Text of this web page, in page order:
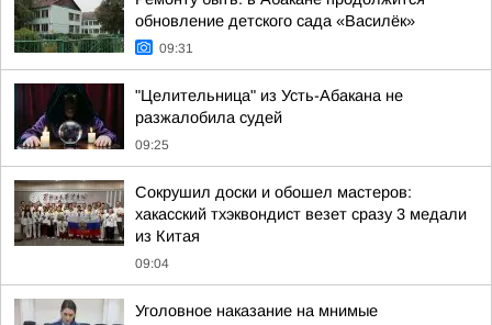
обновление детского сада «Василёк»
09:31
"Целительница" из Усть-Абакана не
разжалобила судей
09:25
Сокрушил доски и обошел мастеров:
хакасский тхэквондист везет сразу 3 медали
из Китая
09:04
Уголовное наказание на мнимые